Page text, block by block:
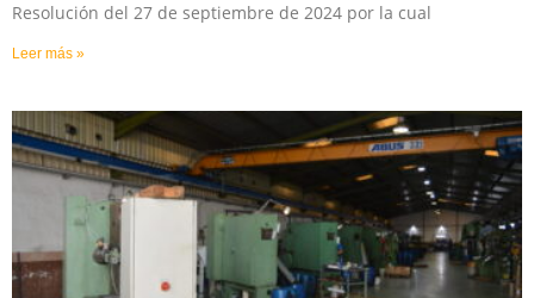
Resolución del 27 de septiembre de 2024 por la cual
Leer más »